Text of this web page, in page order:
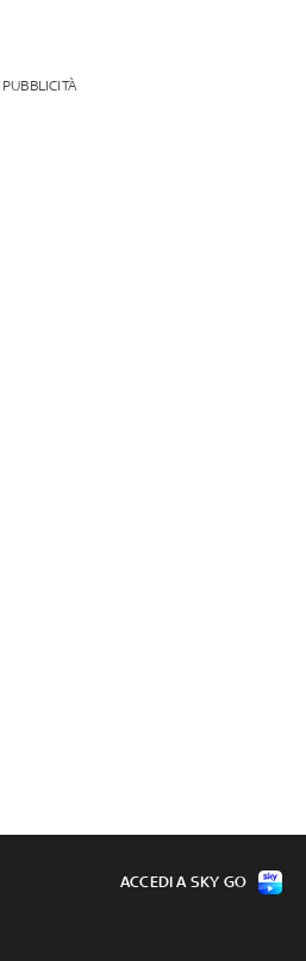
PUBBLICITÀ
ACCEDI A SKY GO